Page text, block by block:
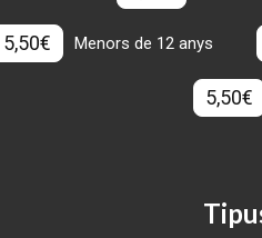
5,50€ Menors de 12 anys
5,50€